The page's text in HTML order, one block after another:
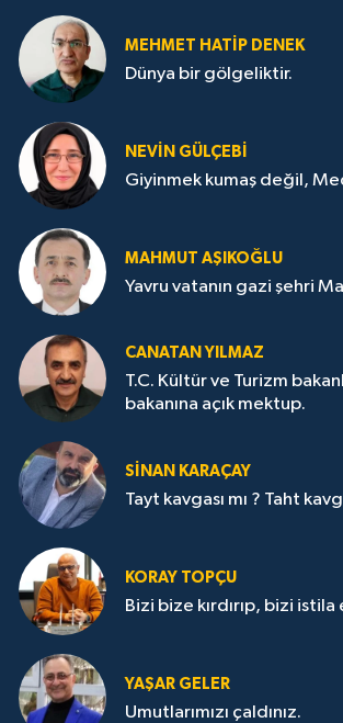
MEHMET HATİP DENEK
Dünya bir gölgeliktir.
NEVİN GÜLÇEBİ
Giyinmek kumaş değil,
MAHMUT AŞIKOĞLU
Yavru vatanın gazi şehri
CANATAN YILMAZ
T.C. Kültür ve Turizm
bakanına açık mektup.
SİNAN KARAÇAY
Tayt kavgası mı ? Taht
KORAY TOPÇU
Bizi bize kırdırıp, bizi
YAŞAR GELER
Umutlarımızı çaldınız.